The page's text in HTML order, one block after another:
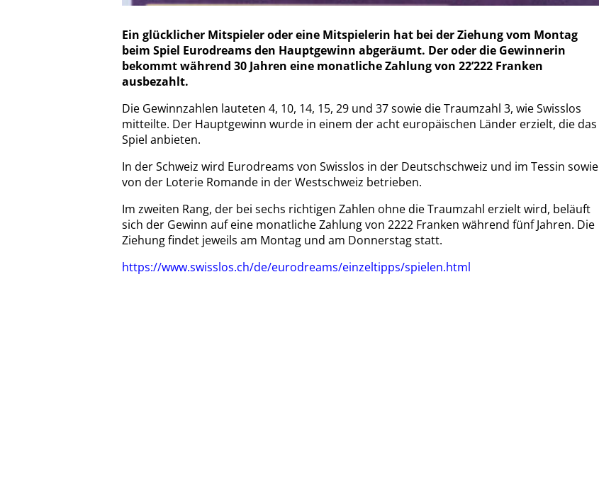
Ein glücklicher Mitspieler oder eine Mitspielerin hat bei der Ziehung vom Montag
beim Spiel Eurodreams den Hauptgewinn abgeräumt. Der oder die Gewinnerin
bekommt während 30 Jahren eine monatliche Zahlung von 22’222 Franken
ausbezahlt.
Die Gewinnzahlen lauteten 4, 10, 14, 15, 29 und 37 sowie die Traumzahl 3, wie Swisslos
mitteilte. Der Hauptgewinn wurde in einem der acht europäischen Länder erzielt, die das
Spiel anbieten.
In der Schweiz wird Eurodreams von Swisslos in der Deutschschweiz und im Tessin sowie
von der Loterie Romande in der Westschweiz betrieben.
Im zweiten Rang, der bei sechs richtigen Zahlen ohne die Traumzahl erzielt wird, beläuft
sich der Gewinn auf eine monatliche Zahlung von 2222 Franken während fünf Jahren. Die
Ziehung findet jeweils am Montag und am Donnerstag statt.
https://www.swisslos.ch/de/eurodreams/einzeltipps/spielen.html